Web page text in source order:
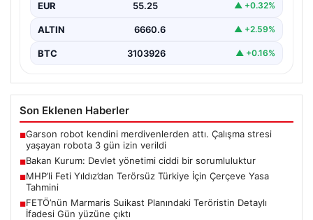
EUR 55.25 ▲ +0.32%
ALTIN 6660.6 ▲ +2.59%
BTC 3103926 ▲ +0.16%
Son Eklenen Haberler
■Garson robot kendini merdivenlerden attı. Çalışma stresi
yaşayan robota 3 gün izin verildi
■Bakan Kurum: Devlet yönetimi ciddi bir sorumluluktur
■MHP’li Feti Yıldız’dan Terörsüz Türkiye İçin Çerçeve Yasa
Tahmini
■FETÖ’nün Marmaris Suikast Planındaki Teröristin Detaylı
İfadesi Gün yüzüne çıktı